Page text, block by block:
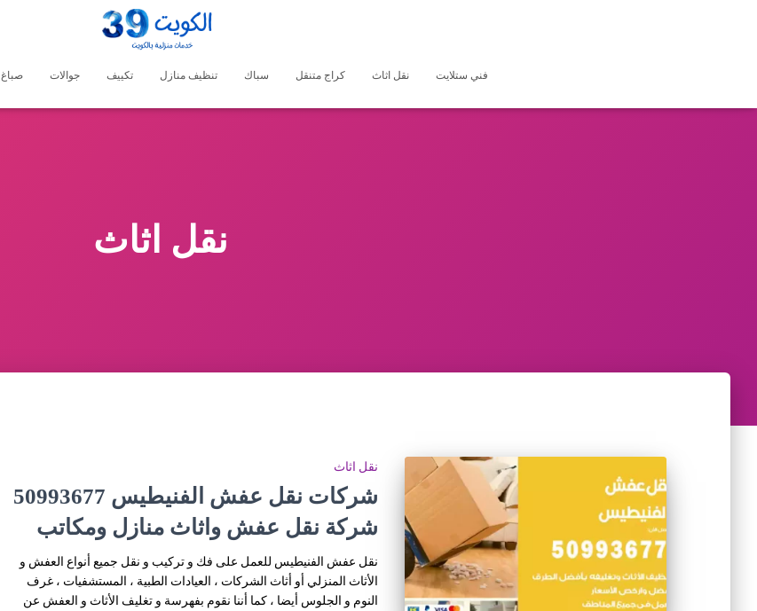
فني ستلايت نقل اثاث كراج متنقل سباك تنظيف منازل تكييف جوالات صباغ
نقل اثاث
نقل اثاث
شركات نقل عفش الفنيطيس 50993677
شركة نقل عفش واثاث منازل ومكاتب
نقل عفش الفنيطيس للعمل على فك و تركيب و نقل جميع أنواع العفش و
الأثاث المنزلي أو أثاث الشركات ، العيادات الطبية ، المستشفيات ، غرف
النوم و الجلوس أيضا ، كما أننا نقوم بفهرسة و تغليف الأثاث و العفش عن